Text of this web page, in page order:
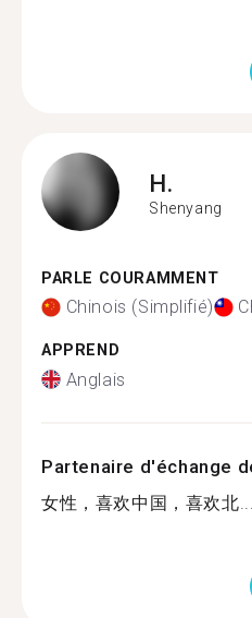
H.
Shenyang
PARLE COURAMMENT
Chinois (Simplifié)
APPREND
Anglais
Partenaire d'échange
女性，喜欢中国，喜欢北...